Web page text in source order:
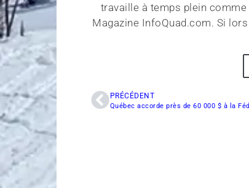
travaille à temps plein
Magazine InfoQuad.com. Si
PRÉCÉDENT